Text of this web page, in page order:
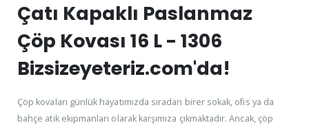
Çatı Kapaklı Paslanmaz
Çöp Kovası 16 L - 1306
Bizsizeyeteriz.com'da!
Çöp kovaları günlük hayatımızda sıradan birer sokak, ofis ya da
bahçe atık ekipmanları olarak karşımıza çıkmaktadır. Ancak, çöp